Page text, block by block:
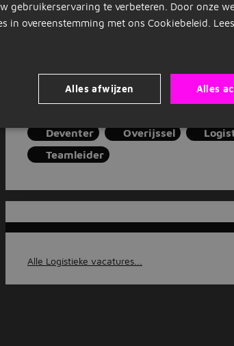
Vul je e-mailadres in
Job alert instellen
Deventer Overijssel
Teamleider
Alle Logistieke vacatures...
gebruikerservaring te verbeteren. Door onze
in overeenstemming met ons Cookiebeleid.
Alles
Alles afwijzen